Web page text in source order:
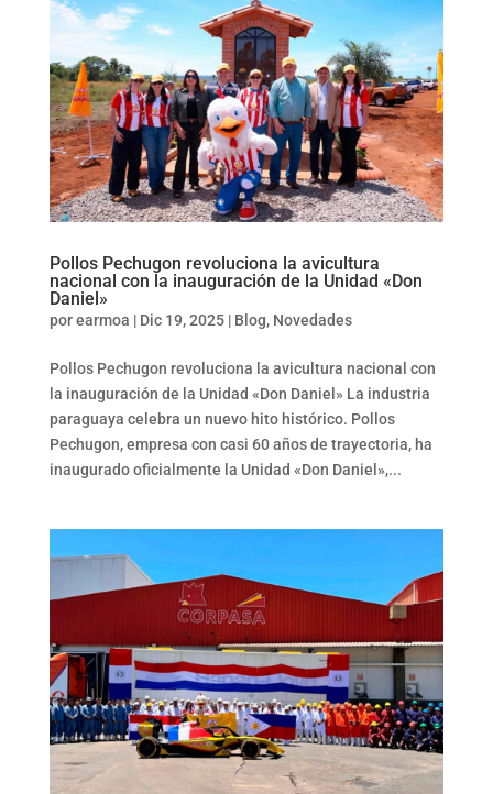
Pollos Pechugon revoluciona la avicultura
nacional con la inauguración de la Unidad «Don
Daniel»
porearmoa | Dic 19, 2025| Blog, Novedades
Pollos Pechugon revoluciona la avicultura nacional con
la inauguración de la Unidad «Don Daniel» La industria
paraguaya celebra un nuevo hito histórico. Pollos
Pechugon, empresa con casi 60 años de trayectoria, ha
inaugurado oficialmente la Unidad «Don Daniel»,...